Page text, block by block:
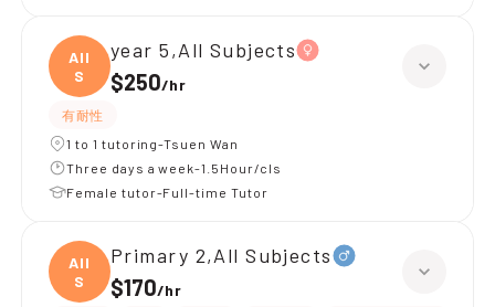
All
S
year 5,All Subjects
$250/hr
有耐性
1 to 1 tutoring-Tsuen Wan
Three days a week-1.5Hour/cls
Female tutor-Full-time Tutor
All
S
Primary 2,All Subjects
$170/hr